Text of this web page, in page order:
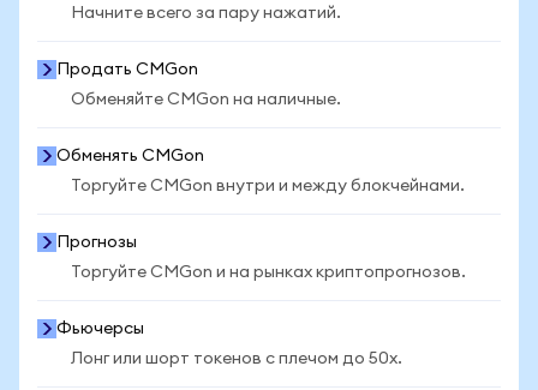
Начните всего за пару нажатий.
Продать CMGon
Обменяйте CMGon на наличные.
Обменять CMGon
Торгуйте CMGon внутри и между блокчейнами.
Прогнозы
Торгуйте CMGon и на рынках криптопрогнозов.
Фьючерсы
Лонг или шорт токенов с плечом до 50x.